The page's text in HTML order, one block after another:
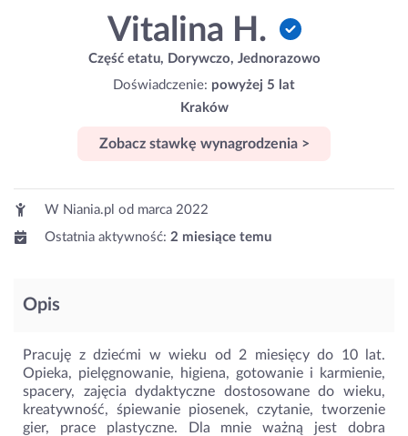
Vitalina H.
Część etatu, Dorywczo, Jednorazowo
Doświadczenie: powyżej 5 lat
Kraków
Zobacz stawkę wynagrodzenia >
W Niania.pl od marca 2022
Ostatnia aktywność: 2 miesiące temu
Opis
Pracuję z dziećmi w wieku od 2 miesięcy do 10 lat.
Opieka, pielęgnowanie, higiena, gotowanie i karmienie,
spacery, zajęcia dydaktyczne dostosowane do wieku,
kreatywność, śpiewanie piosenek, czytanie, tworzenie
gier, prace plastyczne. Dla mnie ważną jest dobra